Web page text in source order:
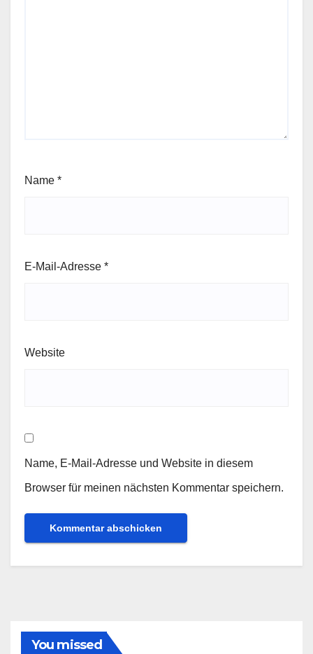
Name *
E-Mail-Adresse *
Website
Name, E-Mail-Adresse und Website in diesem
Browser für meinen nächsten Kommentar speichern.
You missed